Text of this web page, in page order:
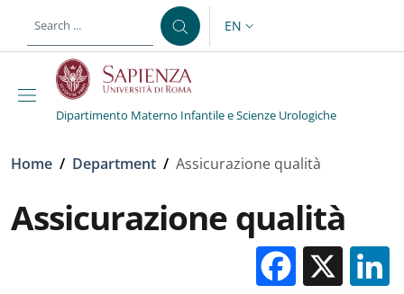
LANGUAGE SWITCHER:
EN
Dipartimento Materno Infantile e Scienze Urologiche
Breadcrumb
Home / Department / Assicurazione qualità
Assicurazione qualità
X